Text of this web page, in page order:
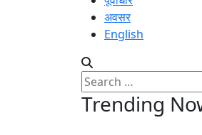
अवसर
English
Search
for:
Trending